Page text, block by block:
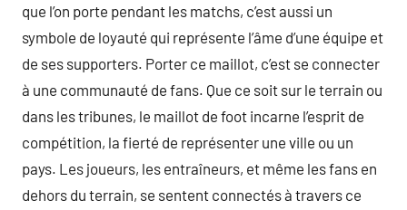
que l’on porte pendant les matchs, c’est aussi un
symbole de loyauté qui représente l’âme d’une équipe et
de ses supporters. Porter ce maillot, c’est se connecter
à une communauté de fans. Que ce soit sur le terrain ou
dans les tribunes, le maillot de foot incarne l’esprit de
compétition, la fierté de représenter une ville ou un
pays. Les joueurs, les entraîneurs, et même les fans en
dehors du terrain, se sentent connectés à travers ce